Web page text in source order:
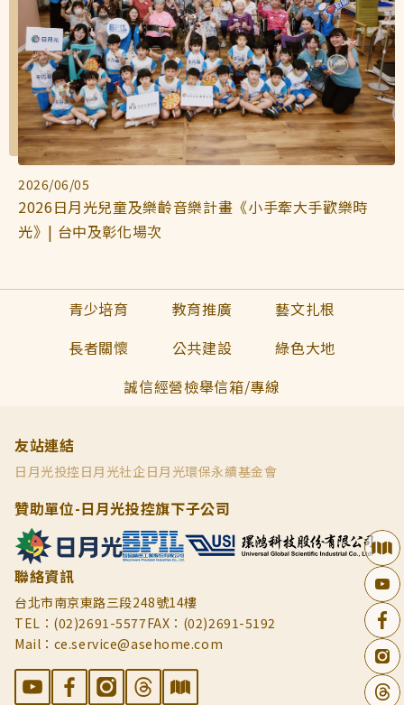
2026/06/05
2026日月光兒童及樂齡音樂計畫《小手牽大手歡樂時
光》| 台中及彰化場次
青少培育 教育推廣
藝文扎根
長者關懷
公共建設
綠色大地
誠信經營檢舉信箱/專線
友站連結
日月光投控 日月光社企日月光環保永續基金會
贊助單位-日月光投控旗下子公司
聯絡資訊
台北市南京東路三段248號14樓
TEL：(02)2691-5577FAX：(02)2691-5192
Mail：ce.service@asehome.com